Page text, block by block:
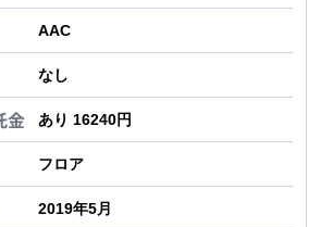
AAC
なし
金 あり 16240円
フロア
2019年5月